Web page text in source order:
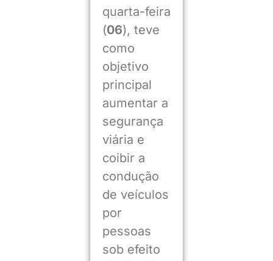
quarta-feira
(06), teve
como
objetivo
principal
aumentar a
segurança
viária e
coibir a
condução
de veículos
por
pessoas
sob efeito